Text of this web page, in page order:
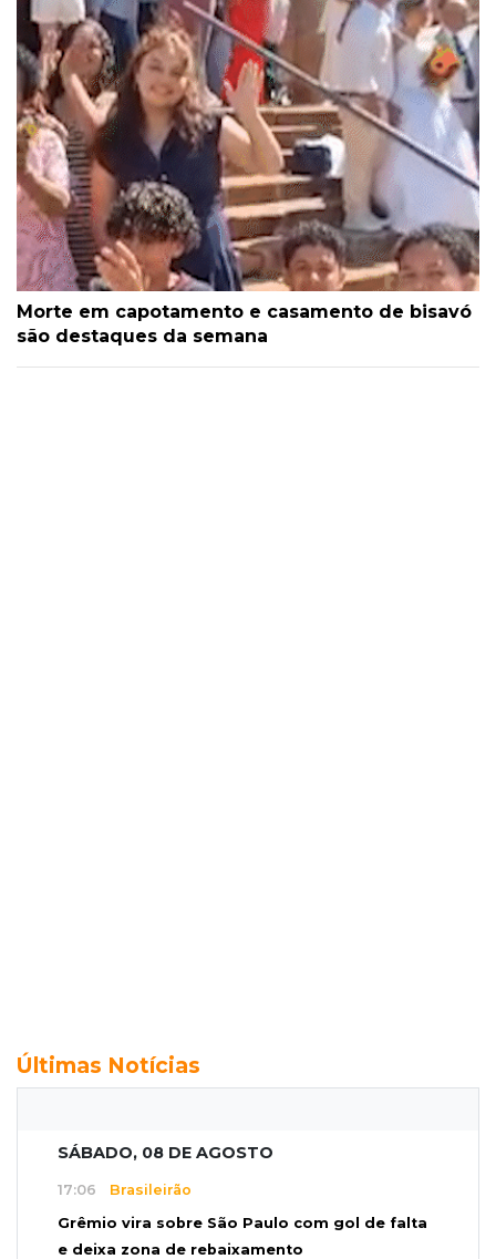
Morte em capotamento e casamento de bisavó
são destaques da semana
Últimas Notícias
SÁBADO, 08 DE AGOSTO
17:06 Brasileirão
Grêmio vira sobre São Paulo com gol de falta
e deixa zona de rebaixamento